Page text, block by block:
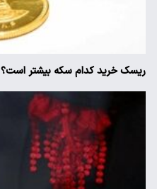
ریسک خرید کدام سکه بیشتر است؟